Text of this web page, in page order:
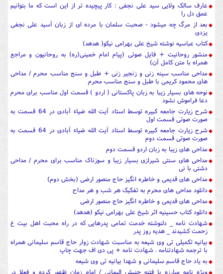
عارف سالک ولایی سید علی نجفی : کار پیچیده تر از این است که ما بتوانیم
عمق دل را
بعد از مرگ چه میشود - صحبت سلمان با مرده ای از زبان آسید علی نجفی
یزدی
کتاب عباسیه نوشته شیخ علی بهرامی نیکو( هدهد)
منشور روحانیت + فایل صوتی (پیام امام خمینی(ره) به روحانیون و مراجع
همراه با متن کامل آن)
مداحی مناسب سینه زنی و زنجیر زنی + طبل و سنج مناسب محرم / مداحی
های محمود کریمی با طبل و سنج مناسب محرم
نوحه های بسیار زیبا به زبان پاکستانی ( اردو ) قسمت اول مناسب برای محرم
دعا فراموش نشود
شرح زیارت جامعه کبیره توسط استاد آیت الله ضیاء آبادی در 64 قسمت به
صورت صوتی قسمت اول
شرح زیارت جامعه کبیره توسط استاد آیت الله ضیاء آبادی در 64 قسمت به
صورت صوتی قسمت دوم
مداحی های زیبا به زبان اردو قسمت دوم
مداحی های سنتی شیرازی بسیار زیبا و سوزناک مناسب برای محرم / مداحی
دشتی با نی
مداحی های قدیمی و خاطره انگیز حاج منصور ارضی (بخش دوم)
دانلود مداحی های محرم به تفکیک هر شب و هر مداح
مداحی های قدیمی و خاطره انگیز حاج منصور ارضی
دانلود کتاب حسینیه اثر شیخ علی بهرامی نیکو (هدهد)
شهادت نامه _ دلنوشته خدمت تمامی پدرهایی که در راه محبت اهل بیت ع
زحمت کشیدند _ هدیه روز پدر
بیانیه تکمیلی تی وی شیعه به مناسبت شهادت زوار حاج قاسم سلیمانی همراه
با ترجمه شهادتنامه . شهادت نامه + پی دی اف جهت چاپ
به یاد حاج قاسم سلیمانی و شهدا بیانیه تی وی شیعه
ویژه نامه مبارزه با فتنه جنبش الیمانی / امام زمان ظهور کرده و فعلا در